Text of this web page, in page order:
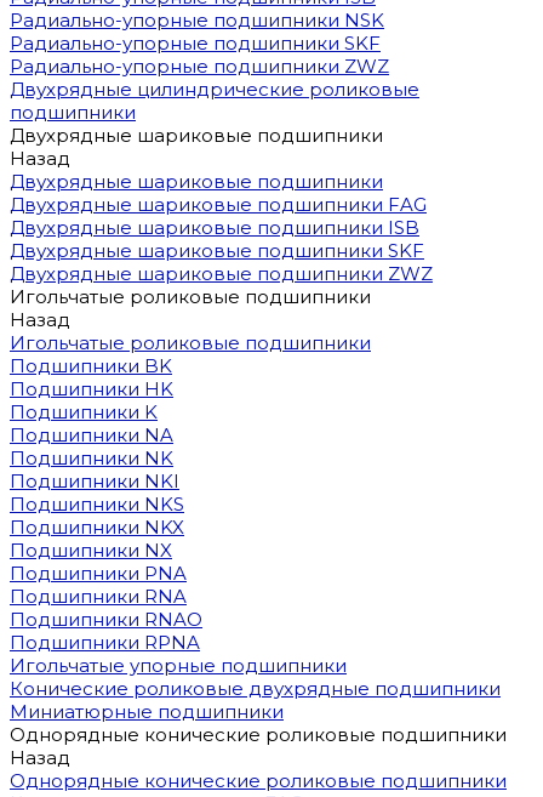
Радиально-упорные подшипники NSK
Радиально-упорные подшипники SKF
Радиально-упорные подшипники ZWZ
Двухрядные цилиндрические роликовые
подшипники
Двухрядные шариковые подшипники
Назад
Двухрядные шариковые подшипники
Двухрядные шариковые подшипники FAG
Двухрядные шариковые подшипники ISB
Двухрядные шариковые подшипники SKF
Двухрядные шариковые подшипники ZWZ
Игольчатые роликовые подшипники
Назад
Игольчатые роликовые подшипники
Подшипники BK
Подшипники HK
Подшипники K
Подшипники NA
Подшипники NK
Подшипники NKI
Подшипники NKS
Подшипники NKX
Подшипники NX
Подшипники PNA
Подшипники RNA
Подшипники RNAO
Подшипники RPNA
Игольчатые упорные подшипники
Конические роликовые двухрядные подшипники
Миниатюрные подшипники
Однорядные конические роликовые подшипники
Назад
Однорядные конические роликовые подшипники